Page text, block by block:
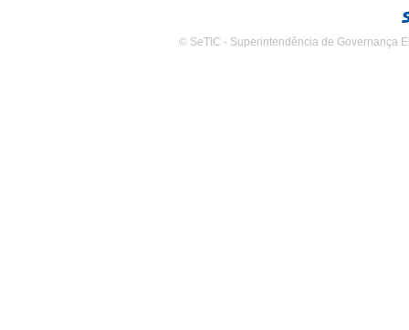
© SeTIC - Superintendência de Governança